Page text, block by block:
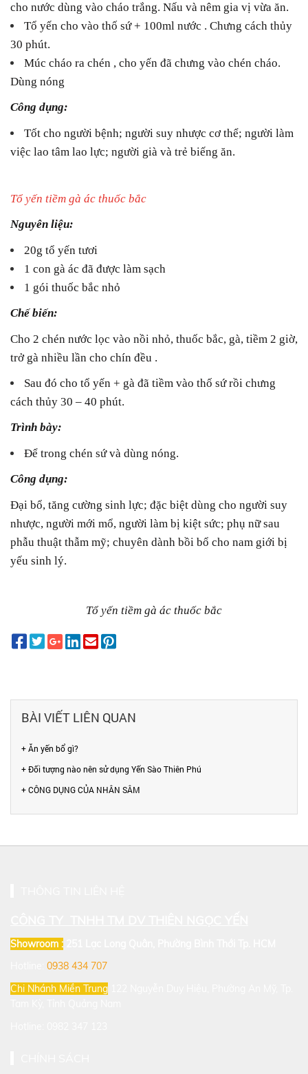
cho nước dùng vào cháo trắng. Nấu và nêm gia vị vừa ăn.
Tổ yến cho vào thố sứ + 100ml nước . Chưng cách thủy
30 phút.
Múc cháo ra chén , cho yến đã chưng vào chén cháo.
Dùng nóng
Công dụng:
Tốt cho người bệnh; người suy nhược cơ thể; người làm
việc lao tâm lao lực; người già và trẻ biếng ăn.
Tổ yến tiềm gà ác thuốc bắc
Nguyên liệu:
20g tổ yến tươi
1 con gà ác đã được làm sạch
1 gói thuốc bắc nhỏ
Chế biến:
Cho 2 chén nước lọc vào nồi nhỏ, thuốc bắc, gà, tiềm 2 giờ,
trở gà nhiều lần cho chín đều .
Sau đó cho tổ yến + gà đã tiềm vào thố sứ rồi chưng
cách thủy 30 – 40 phút.
Trình bày:
Để trong chén sứ và dùng nóng.
Công dụng:
Đại bổ, tăng cường sinh lực; đặc biệt dùng cho người suy
nhược, người mới mổ, người làm bị kiệt sức; phụ nữ sau
phẫu thuật thẫm mỹ; chuyên dành bồi bổ cho nam giới bị
yếu sinh lý.
Tổ yến tiềm gà ác thuốc bắc
BÀI VIẾT LIÊN QUAN
+ Ăn yến bổ gì?
+ Đối tượng nào nên sử dụng Yến Sào Thiên Phú
+ CÔNG DỤNG CỦA NHÂN SÂM
Showroom :
0938 434 707
Chi Nhánh Miền Trung